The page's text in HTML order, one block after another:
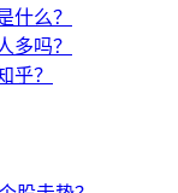
什么？
多吗？
乎？